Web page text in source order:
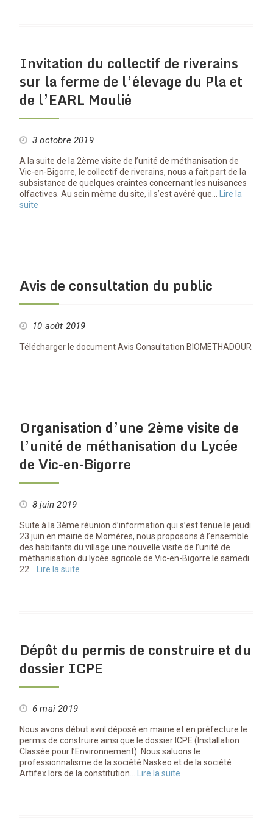
Invitation du collectif de riverains
sur la ferme de l’élevage du Pla et
de l’EARL Moulié
3 octobre 2019
A la suite de la 2ème visite de l’unité de méthanisation de
Vic-en-Bigorre, le collectif de riverains, nous a fait part de la
subsistance de quelques craintes concernant les nuisances
olfactives. Au sein même du site, il s’est avéré que…
Lire la
suite
Avis de consultation du public
10 août 2019
Télécharger le document Avis Consultation BIOMETHADOUR
Organisation d’une 2ème visite de
l’unité de méthanisation du Lycée
de Vic-en-Bigorre
8 juin 2019
Suite à la 3ème réunion d’information qui s’est tenue le jeudi
23 juin en mairie de Momères, nous proposons à l’ensemble
des habitants du village une nouvelle visite de l’unité de
méthanisation du lycée agricole de Vic-en-Bigorre le samedi
22…
Lire la suite
Dépôt du permis de construire et du
dossier ICPE
6 mai 2019
Nous avons début avril déposé en mairie et en préfecture le
permis de construire ainsi que le dossier ICPE (Installation
Classée pour l’Environnement). Nous saluons le
professionnalisme de la société Naskeo et de la société
Artifex lors de la constitution…
Lire la suite